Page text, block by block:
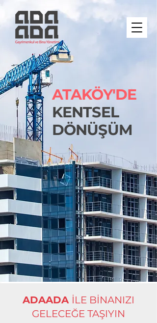
ATAKÖY'DE
KENTSEL
DÖNÜŞÜM
ADAADA İLE BİNANIZI
GELECEĞE TAŞIYIN